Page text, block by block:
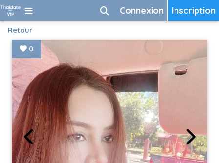
Inscription
Connexion
Retour
0